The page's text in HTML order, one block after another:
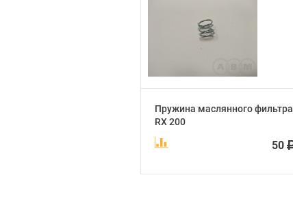
Пружина маслянного фильтра
RX 200
50